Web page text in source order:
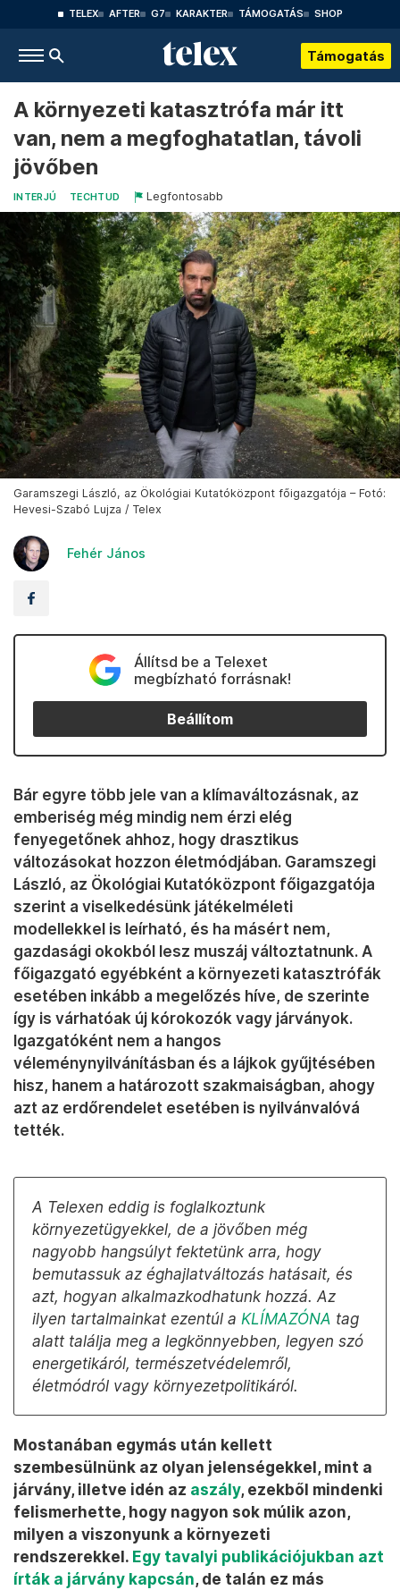
TELEX AFTER G7 KARAKTER TÁMOGATÁS SHOP
Támogatás
A környezeti katasztrófa már itt
van, nem a megfoghatatlan, távoli
jövőben
INTERJÚ TECHTUD Legfontosabb
Garamszegi László, az Ökológiai Kutatóközpont főigazgatója – Fotó:
Hevesi-Szabó Lujza / Telex
Fehér János
Állítsd be a Telexet
megbízható forrásnak!
Beállítom
Bár egyre több jele van a klímaváltozásnak, az
emberiség még mindig nem érzi elég
fenyegetőnek ahhoz, hogy drasztikus
változásokat hozzon életmódjában. Garamszegi
László, az Ökológiai Kutatóközpont főigazgatója
szerint a viselkedésünk játékelméleti
modellekkel is leírható, és ha másért nem,
gazdasági okokból lesz muszáj változtatnunk. A
főigazgató egyébként a környezeti katasztrófák
esetében inkább a megelőzés híve, de szerinte
így is várhatóak új kórokozók vagy járványok.
Igazgatóként nem a hangos
véleménynyilvánításban és a lájkok gyűjtésében
hisz, hanem a határozott szakmaiságban, ahogy
azt az erdőrendelet esetében is nyilvánvalóvá
tették.
A Telexen eddig is foglalkoztunk
környezetügyekkel, de a jövőben még
nagyobb hangsúlyt fektetünk arra, hogy
bemutassuk az éghajlatváltozás hatásait, és
azt, hogyan alkalmazkodhatunk hozzá. Az
ilyen tartalmainkat ezentúl a KLÍMAZÓNA tag
alatt találja meg a legkönnyebben, legyen szó
energetikáról, természetvédelemről,
életmódról vagy környezetpolitikáról.
Mostanában egymás után kellett
szembesülnünk az olyan jelenségekkel, mint a
járvány, illetve idén az aszály, ezekből mindenki
felismerhette, hogy nagyon sok múlik azon,
milyen a viszonyunk a környezeti
rendszerekkel. Egy tavalyi publikációjukban azt
írták a járvány kapcsán, de talán ez más